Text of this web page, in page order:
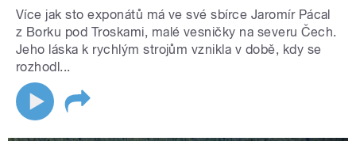
Více jak sto exponátů má ve své sbírce Jaromír Pácal
z Borku pod Troskami, malé vesničky na severu Čech.
Jeho láska k rychlým strojům vznikla v době, kdy se
rozhodl...